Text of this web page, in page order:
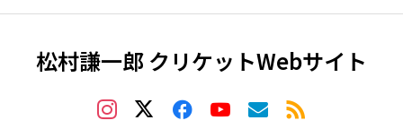
松村謙一郎 クリケットWebサイト